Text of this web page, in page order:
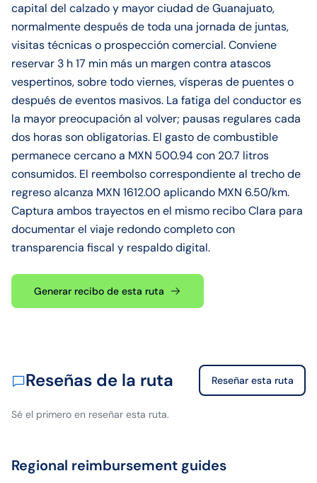
capital del calzado y mayor ciudad de Guanajuato,
normalmente después de toda una jornada de juntas,
visitas técnicas o prospección comercial. Conviene
reservar 3 h 17 min más un margen contra atascos
vespertinos, sobre todo viernes, vísperas de puentes o
después de eventos masivos. La fatiga del conductor es
la mayor preocupación al volver; pausas regulares cada
dos horas son obligatorias. El gasto de combustible
permanece cercano a MXN 500.94 con 20.7 litros
consumidos. El reembolso correspondiente al trecho de
regreso alcanza MXN 1612.00 aplicando MXN 6.50/km.
Captura ambos trayectos en el mismo recibo Clara para
documentar el viaje redondo completo con
transparencia fiscal y respaldo digital.
Generar recibo de esta ruta
Reseñas de la ruta Reseñar esta ruta
Sé el primero en reseñar esta ruta.
Regional reimbursement guides